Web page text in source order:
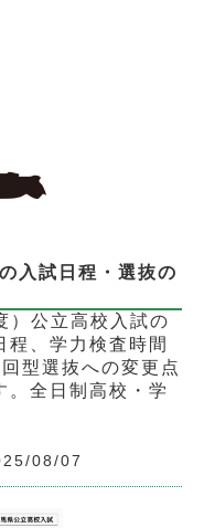
入試日程・選抜の
）公立高校入試の
程、学力検査時間
型選抜への変更点
。全日制高校・学
08/07